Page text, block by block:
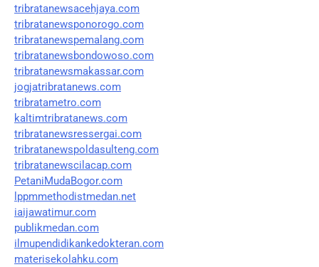
tribratanewsacehjaya.com
tribratanewsponorogo.com
tribratanewspemalang.com
tribratanewsbondowoso.com
tribratanewsmakassar.com
jogjatribratanews.com
tribratametro.com
kaltimtribratanews.com
tribratanewsressergai.com
tribratanewspoldasulteng.com
tribratanewscilacap.com
PetaniMudaBogor.com
lppmmethodistmedan.net
iaijawatimur.com
publikmedan.com
ilmupendidikankedokteran.com
materisekolahku.com